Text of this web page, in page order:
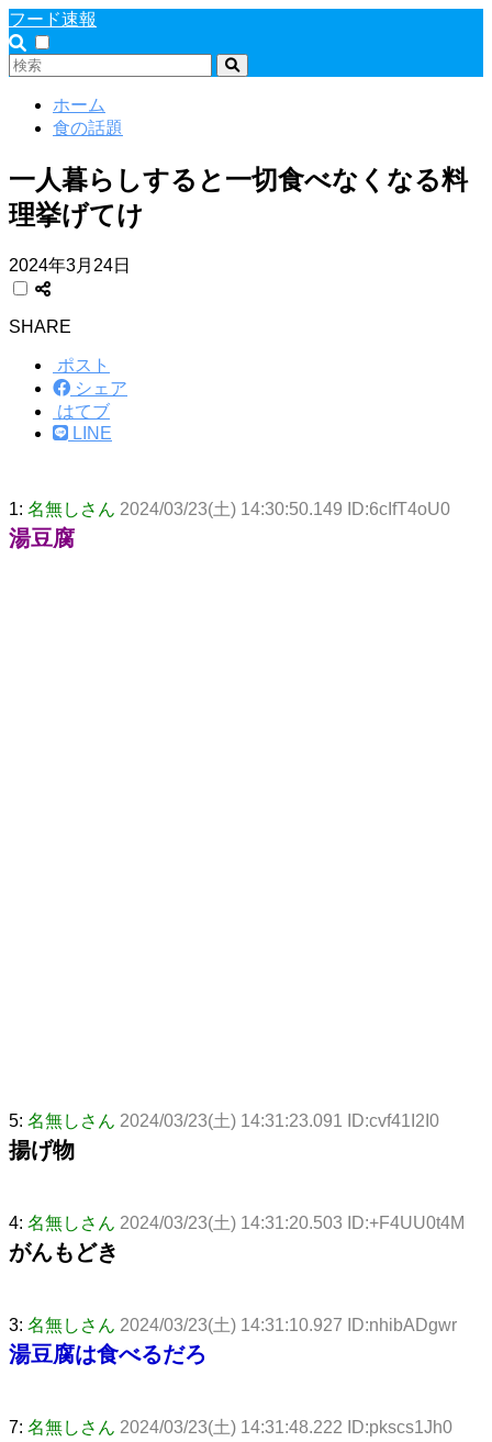
フード速報
ホーム
食の話題
一人暮らしすると一切食べなくなる料
理挙げてけ
2024年3月24日
SHARE
ポスト
シェア
はてブ
LINE
1: 名無しさん 2024/03/23(土) 14:30:50.149 ID:6cIfT4oU0
湯豆腐
5: 名無しさん 2024/03/23(土) 14:31:23.091 ID:cvf41I2I0
揚げ物
4: 名無しさん 2024/03/23(土) 14:31:20.503 ID:+F4UU0t4M
がんもどき
3: 名無しさん 2024/03/23(土) 14:31:10.927 ID:nhibADgwr
湯豆腐は食べるだろ
7: 名無しさん 2024/03/23(土) 14:31:48.222 ID:pkscs1Jh0